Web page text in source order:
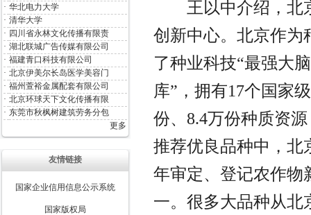
· 华北电力大学
· 清华大学
· 四川省永林文化传播有限责
· 湖北联城广告传媒有限公司
· 福建青口科技有限公司
· 北京伊美尔长岛医学美容门
· 福州萱裕金属配套有限公司
· 北京环球天下文化传播有限
· 东莞市秋枫树建筑劳务分包
更多
友情链接
国家企业信用信息公示系统
国家版权局
创新中心。北京作为
了种业科技“最强大
库”，拥有17个国家
份、8.4万份种质资
推荐优良品种中，北
年审定、登记农作物
一。很多大品种从北